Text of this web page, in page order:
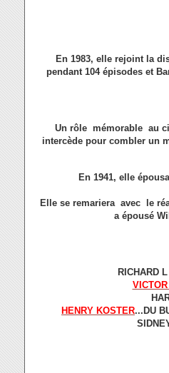
En 1983, elle rejoint la
pendant 104 épisodes et
Un rôle mémorable au
intercède pour combler un
En 1941, elle
Elle se remariera avec le
a épousé
RICHARD
HENRY KOSTER...DU